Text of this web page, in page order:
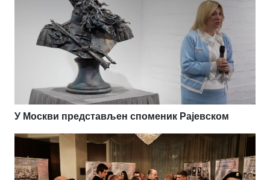
У Москви представљен споменик Рајевском